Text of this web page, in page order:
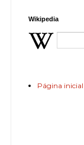
Wikipedia
Página inicial